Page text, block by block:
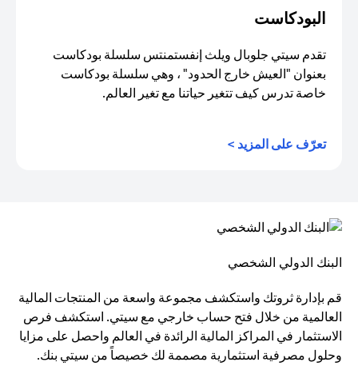
البودكاست
تقدم سيتي جلوبال ويلث إنفستمنتس سلسلة بودكاست
بعنوان "العيش خارج الحدود" ، وهي سلسلة بودكاست
خاصة تدرس كيف تتغير حياتنا مع تغير العالم.
تعرّف على المزيد >
البنك الدولي الشخصي
قم بإدارة ثروتك واستكشف مجموعة واسعة من المنتجات المالية
العالمية من خلال فتح حساب خارجي مع سيتي. استكشف فرص
الاستثمار في المراكز المالية الرائدة في العالم واحصل على مزايا
وحلول مصرفية استثمارية مصممة لك خصيصاً من سيتي بنك.